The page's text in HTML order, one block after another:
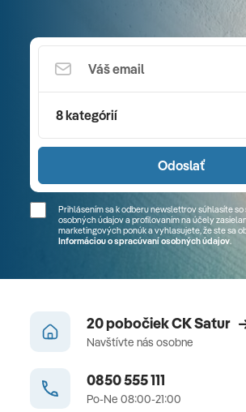
8 kategórií
Odoslať
Prihlásením sa k odberu newslettrov súhlasíte
osobných údajov a profilovaním na účely
marketingových ponúk a vyhlasujete, že ste sa
Informáciou o spracúvaní osobných údajov.
20 pobočiek CK Satur
Navštívte nás osobne
0850 555 111
Po-Ne 08:00-21:00